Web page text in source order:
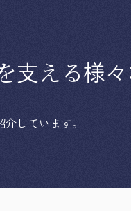
支える様々
しています。